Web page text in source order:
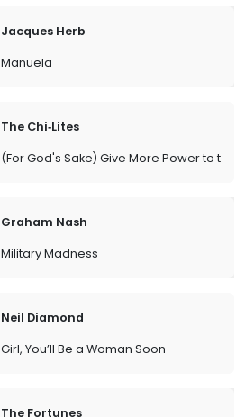
Jacques Herb
Manuela
The Chi‐Lites
(For God's Sake) Give More Power to the
Graham Nash
Military Madness
Neil Diamond
Girl, You’ll Be a Woman Soon
The Fortunes